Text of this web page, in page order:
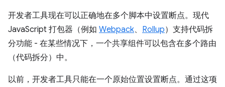
开发者工具现在可以正确地在多个脚本中设置断点。现代
JavaScript 打包器（例如 Webpack、 Rollup）支持代码拆
分功能 - 在某些情况下，一个共享组件可以包含在多个路由
（代码拆分）中。
以前，开发者工具只能在一个原始位置设置断点。通过这项